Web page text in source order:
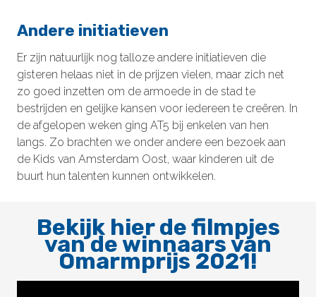
Andere initiatieven
Er zijn natuurlijk nog talloze andere initiatieven die
gisteren helaas niet in de prijzen vielen, maar zich net
zo goed inzetten om de armoede in de stad te
bestrijden en gelijke kansen voor iedereen te creëren. In
de afgelopen weken ging AT5 bij enkelen van hen
langs. Zo brachten we onder andere een bezoek aan
de Kids van Amsterdam Oost, waar kinderen uit de
buurt hun talenten kunnen ontwikkelen.
Bekijk hier de filmpjes
van de winnaars van
Omarmprijs 2021!